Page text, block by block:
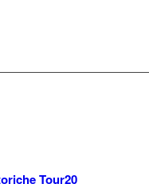
Tour20